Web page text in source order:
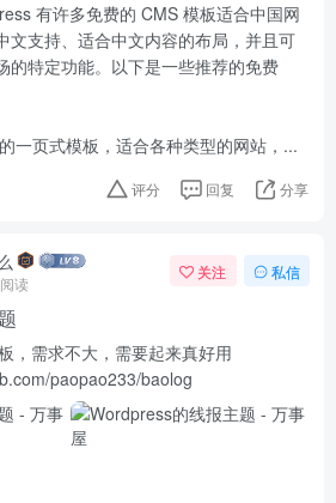
有许多免费的 CMS 模板适合中国网
文支持、适合中文内容的布局，并且可
的特定功能。以下是一些推荐的免费
一页式模板，适合各种类型的网站，...
评分 回复 分享
读
关注 私信
，需求不大，需要起来真好用
paopao233/baolog